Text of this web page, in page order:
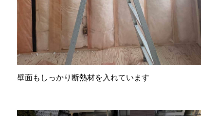
壁面もしっかり断熱材を入れています